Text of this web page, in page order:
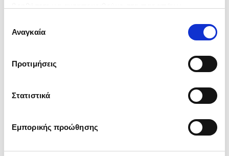
ενδιαφέρουν και να επιλέξετε από τα παρακάτω με την
΄΄και να ενημερωθείτε σχετικά με
συγκατάθεσης
Αναγκαία
Προτιμήσεις
Στατιστικά
Εμπορικής προώθησης